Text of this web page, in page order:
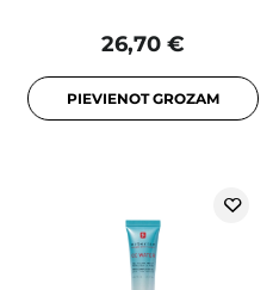
26,70 €
PIEVIENOT GROZAM